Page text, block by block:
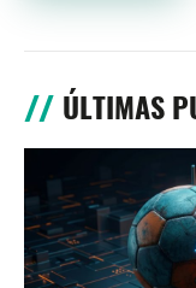
ÚLTIMAS